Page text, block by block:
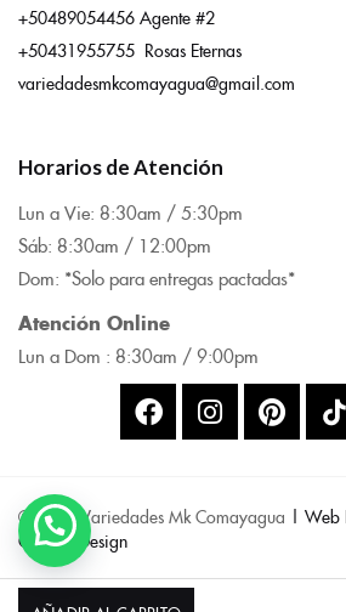
+50489054456 Agente #2
+50431955755 Rosas Eternas
variedadesmkcomayagua@gmail.com
Horarios de Atención
Lun a Vie: 8:30am / 5:30pm
Sáb: 8:30am / 12:00pm
Dom: *Solo para entregas pactadas*
Atención Online
Lun a Dom : 8:30am / 9:00pm
© 2025 Variedades Mk Comayagua | Web
Code & Design